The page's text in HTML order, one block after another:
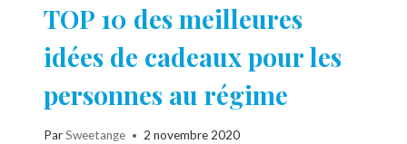
TOP 10 des meilleures
idées de cadeaux pour les
personnes au régime
ParSweetange 2 novembre 2020